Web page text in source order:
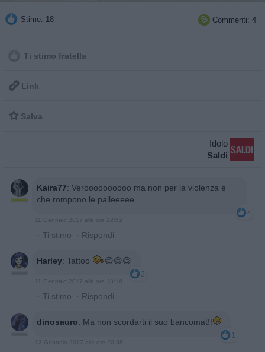
Stime: 18  Commenti: 4
Ti stimo fratella
 Link
 Salva
Idolo
Saldi
Kaira77: Veroooooooooo ma non per la violenza è
che rompono le palleeeee
4
11 Gennaio 2017 alle ore 12:52
· Ti stimo · Rispondi
Harley: Tattoo 😄😄😄
2
11 Gennaio 2017 alle ore 13:16
· Ti stimo · Rispondi
dinosauro: Ma non scordarti il suo bancomat!!
1
13 Gennaio 2017 alle ore 20:38